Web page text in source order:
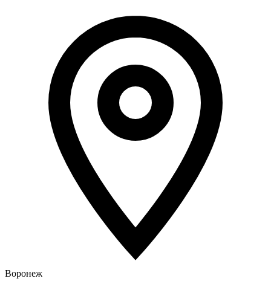
Воронеж